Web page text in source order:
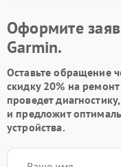
Оформите
Garmin.
Оставьте обращение
скидку 20% на
проведет
и предложит
устройства.